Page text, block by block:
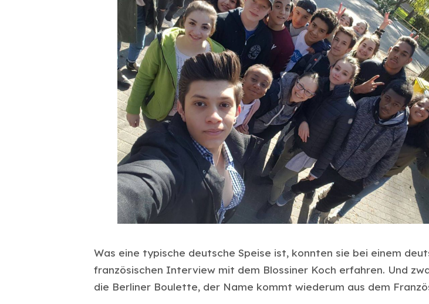
Was eine typische deutsche Speise ist, konnten sie bei einem
französischen Interview mit dem Blossiner Koch erfahren. Und
die Berliner Boulette, der Name kommt wiederum aus dem